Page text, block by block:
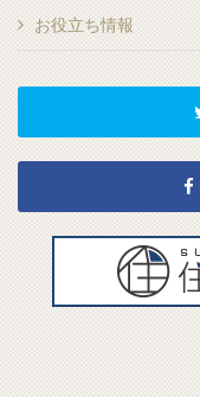
お役立ち情報